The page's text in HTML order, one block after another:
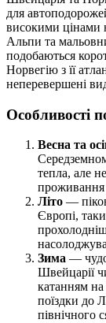
для
високими цінами
Альпи та
подобаються
Норвегію з її
неперевершені
Особливості
Весна та
тепла, але
проживання
Літо —
Європі,
Зима —
Швейцарії
катанням
поїздки до
північного